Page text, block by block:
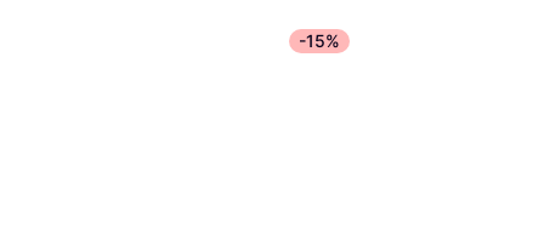
-15%